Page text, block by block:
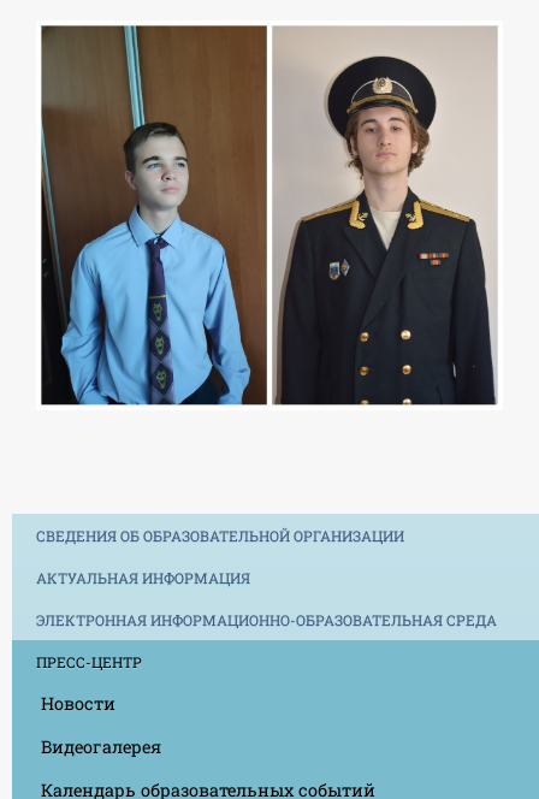
СВЕДЕНИЯ ОБ ОБРАЗОВАТЕЛЬНОЙ ОРГАНИЗАЦИИ
АКТУАЛЬНАЯ ИНФОРМАЦИЯ
ЭЛЕКТРОННАЯ ИНФОРМАЦИОННО-ОБРАЗОВАТЕЛЬНАЯ СРЕДА
ПРЕСС-ЦЕНТР
Новости
Видеогалерея
Календарь образовательных событий